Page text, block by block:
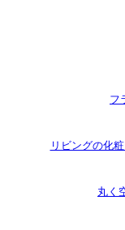
フ
リビングの化
丸く